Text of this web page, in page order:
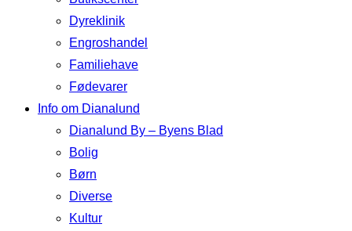
Dyreklinik
Engroshandel
Familiehave
Fødevarer
Info om Dianalund
Dianalund By – Byens Blad
Bolig
Børn
Diverse
Kultur